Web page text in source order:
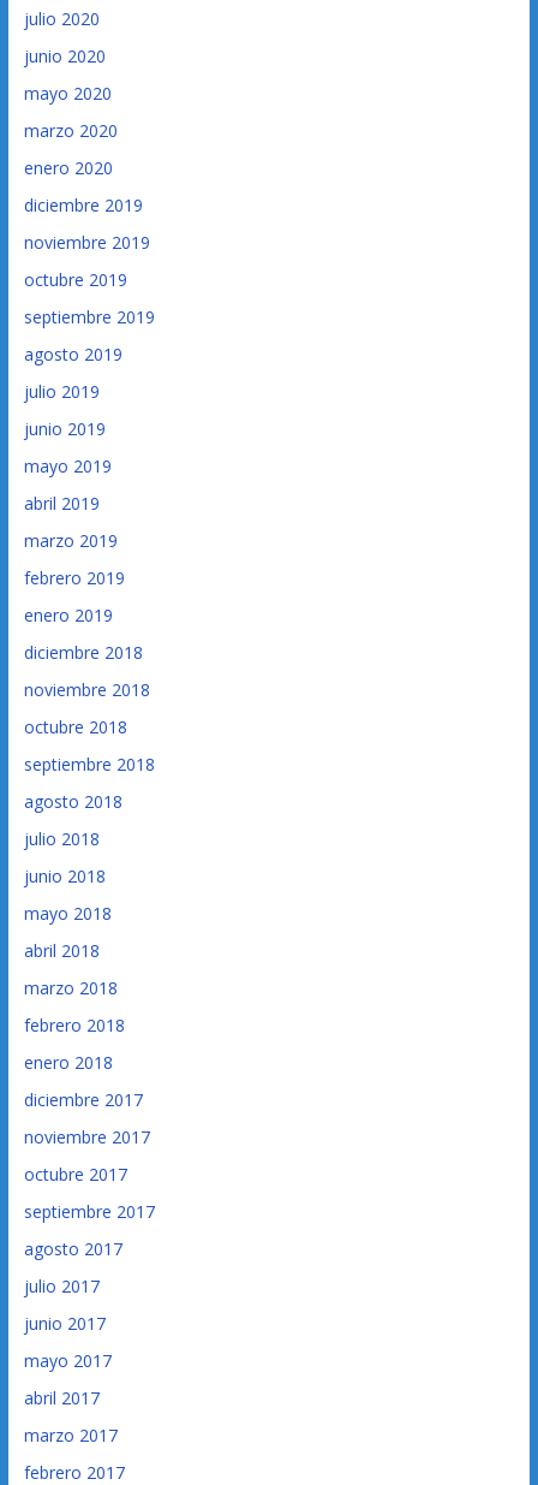
julio 2020
junio 2020
mayo 2020
marzo 2020
enero 2020
diciembre 2019
noviembre 2019
octubre 2019
septiembre 2019
agosto 2019
julio 2019
junio 2019
mayo 2019
abril 2019
marzo 2019
febrero 2019
enero 2019
diciembre 2018
noviembre 2018
octubre 2018
septiembre 2018
agosto 2018
julio 2018
junio 2018
mayo 2018
abril 2018
marzo 2018
febrero 2018
enero 2018
diciembre 2017
noviembre 2017
octubre 2017
septiembre 2017
agosto 2017
julio 2017
junio 2017
mayo 2017
abril 2017
marzo 2017
febrero 2017